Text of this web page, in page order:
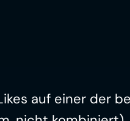
auf einer der